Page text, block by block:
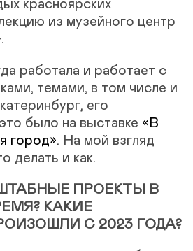
красноярских
из музейного центр
работала и работает с
темами, в том числе и
его
было на выставке «В
город». На мой взгляд
делать и как.
ПРОЕКТЫ В
КАКИЕ
С 2023 ГОДА?